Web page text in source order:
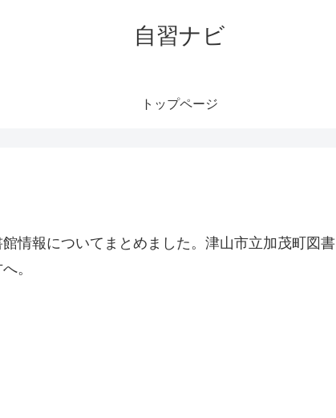
自習ナビ
トップページ
情報についてまとめました。津山市立加茂町図書
。